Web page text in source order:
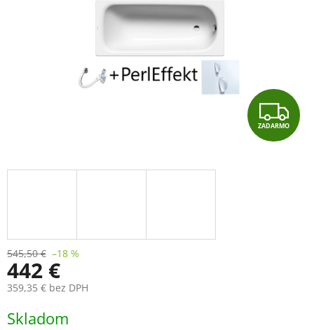
Z
A
ZADARMO
545,50 € –18 %
442 €
359,35 € bez DPH
cena:
Skladom